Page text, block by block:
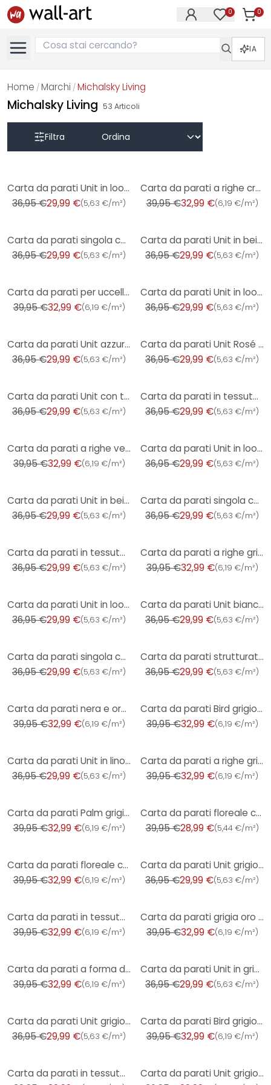
0 0
IA
Home / Marchi /Michalsky Living
Michalsky Living 53 Articoli
Filtra
Carta da parati Unit in look lino verde salvia - Carta da parati strutturata per un'eleganza senza t
36,95 €29,99 €(5,63 €/m²)
Carta da parati a righe crema bordeaux - Carta da parati in tessuto non tessuto con motivo a righe c
39,95 €32,99 €(6,19 €/m²)
Carta da parati singola con texture fine in verde salvia - Carta da parati moderna in tessuto non te
36,95 €29,99 €(5,63 €/m²)
Carta da parati Unit in beige effetto lino - Carta da parati strutturata con un'eleganza discreta
36,95 €29,99 €(5,63 €/m²)
Carta da parati per uccelli Creme Bordeaux - Carta da parati in tessuto non tessuto con pavoni e fio
39,95 €32,99 €(6,19 €/m²)
Carta da parati Unit in look lino crema - Carta da parati strutturata elegante e senza tempo
36,95 €29,99 €(5,63 €/m²)
Carta da parati Unit azzurro - Carta da parati in tessuto non tessuto con una texture fine per un ef
36,95 €29,99 €(5,63 €/m²)
Carta da parati Unit Rosé - Carta da parati in tessuto non tessuto con una texture fine per una morb
36,95 €29,99 €(5,63 €/m²)
Carta da parati Unit con texture fine in color crema - Carta da parati in tessuto non tessuto senza
36,95 €29,99 €(5,63 €/m²)
Carta da parati in tessuto non tessuto con una texture fine e un aspetto elegante
36,95 €29,99 €(5,63 €/m²)
Carta da parati a righe verde nero - Carta da parati in tessuto non tessuto con un elegante motivo a
39,95 €32,99 €(6,19 €/m²)
Carta da parati Unit in look lino crema - carta da parati con texture sottile per ambienti eleganti
36,95 €29,99 €(5,63 €/m²)
Carta da parati Unit in beige - Carta da parati in tessuto non tessuto con una texture fine per un d
36,95 €29,99 €(5,63 €/m²)
Carta da parati singola con texture tessile in rosa - Carta da parati moderna in tessuto non tessuto
36,95 €29,99 €(5,63 €/m²)
Carta da parati in tessuto non tessuto per ambienti caldi, con una trama fine
36,95 €29,99 €(5,63 €/m²)
Carta da parati a righe grigio crema - Carta da parati in tessuto non tessuto con motivo a righe cla
39,95 €32,99 €(6,19 €/m²)
Carta da parati Unit in look lino azzurro - Carta da parati testurizzata soft elegance
36,95 €29,99 €(5,63 €/m²)
Carta da parati Unit bianca - Carta da parati in tessuto non tessuto con una trama fine dal look sen
36,95 €29,99 €(5,63 €/m²)
Carta da parati singola con texture tessile in beige - elegante carta da parati in tessuto non tessu
36,95 €29,99 €(5,63 €/m²)
Carta da parati strutturata in look lino grigio scuro - elegante carta da parati in tessuto non tess
36,95 €29,99 €(5,63 €/m²)
Carta da parati nera e oro con palme - Carta da parati in tessuto non tessuto con un motivo tropical
39,95 €32,99 €(6,19 €/m²)
Carta da parati Bird grigio crema - Carta da parati in tessuto non tessuto con pavoni e motivi flore
39,95 €32,99 €(6,19 €/m²)
Carta da parati Unit in lino color petrolio - Carta da parati testurizzata moderna ed elegante
36,95 €29,99 €(5,63 €/m²)
Carta da parati a righe grigio chiaro grigio scuro - Carta da parati in tessuto non tessuto con moti
39,95 €32,99 €(6,19 €/m²)
Carta da parati Palm grigio oro - Carta da parati in tessuto non tessuto con motivi tropicali ed ele
39,95 €32,99 €(6,19 €/m²)
Carta da parati floreale con peonie nero bordeaux - Carta da parati floreale
39,95 €28,99 €(5,44 €/m²)
Carta da parati floreale con peonie in marrone petrolio - Carta da parati in tessuto non tessuto in
39,95 €32,99 €(6,19 €/m²)
Carta da parati Unit grigio chiaro - Carta da parati in tessuto non tessuto con una texture fine per
36,95 €29,99 €(5,63 €/m²)
Carta da parati in tessuto non tessuto con pavoni esotici e campioni di prodotto
39,95 €32,99 €(6,19 €/m²)
Carta da parati grigia oro con palme - Carta da parati in tessuto non tessuto con una lucentezza sof
39,95 €32,99 €(6,19 €/m²)
Carta da parati a forma di palma verde scuro nero - Carta da parati in tessuto non tessuto con motiv
39,95 €32,99 €(6,19 €/m²)
Carta da parati Unit in grigio effetto lino - Carta da parati strutturata dall'eleganza senza tempo
36,95 €29,99 €(5,63 €/m²)
Carta da parati Unit grigio scuro - Carta da parati in tessuto non tessuto con una texture fine dal
36,95 €29,99 €(5,63 €/m²)
Carta da parati Bird grigio nero - Carta da parati in tessuto non tessuto con pavoni esotici e motiv
39,95 €32,99 €(6,19 €/m²)
Carta da parati in tessuto non tessuto con un motivo a foglie di grandi dimensioni in stile naturale
Carta da parati Unit grigio chiaro - Carta da parati in tessuto non tessuto con trama fine per un'el